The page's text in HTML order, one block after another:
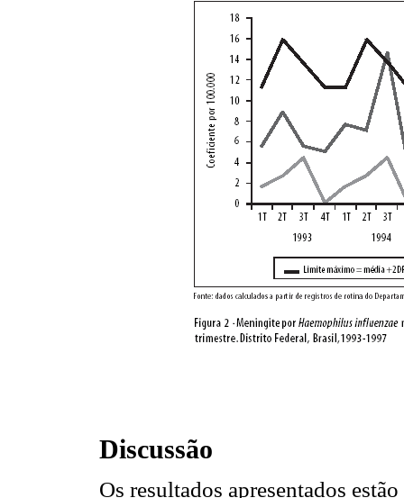
Discussão
Os resultados apresentados